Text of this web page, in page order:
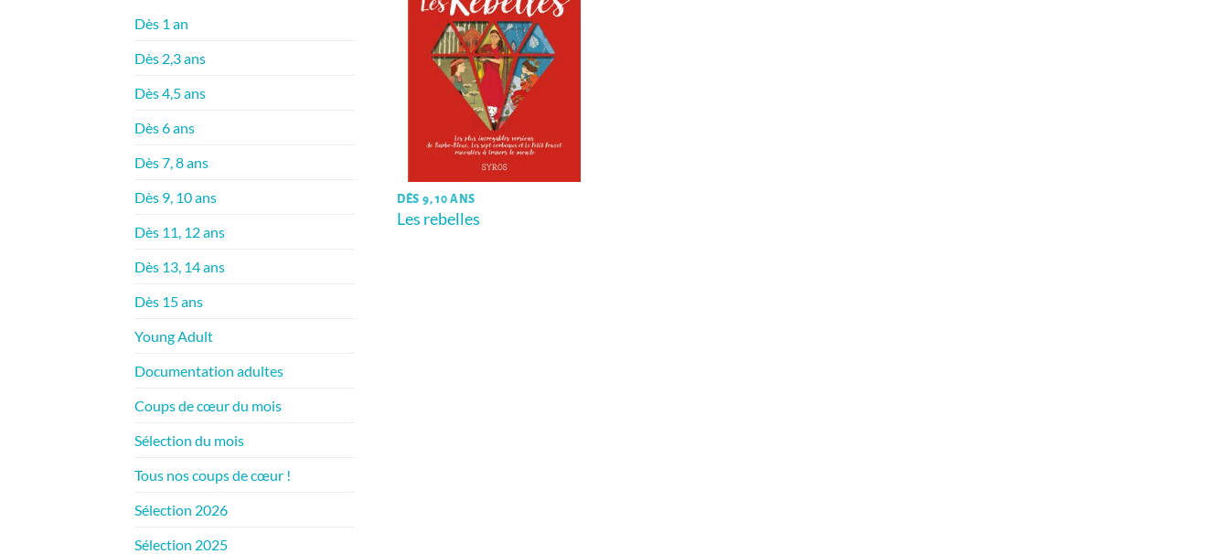
Dès 1 an
Dès 2,3 ans
Dès 4,5 ans
Dès 6 ans
Dès 7, 8 ans
Dès 9, 10 ans
Dès 11, 12 ans
Dès 13, 14 ans
Dès 15 ans
Young Adult
Documentation adultes
Coups de cœur du mois
Sélection du mois
Tous nos coups de cœur !
Sélection 2026
Sélection 2025
DÈS 9, 10 ANS
Les rebelles